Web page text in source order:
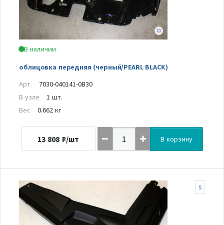
В наличии
облицовка передняя (черный/PEARL BLACK)
Арт.
7030-040141-0B30
В узле
1 шт.
Вес
0.662 кг
13 808 ₽/шт В корзину
5